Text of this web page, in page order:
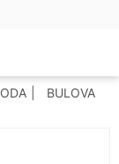
BULOVA